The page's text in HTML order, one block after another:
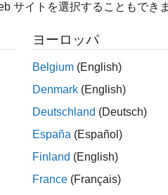
サイトを選択することもできま
ヨーロッパ
Belgium (English)
Denmark (English)
Deutschland (Deutsch)
España (Español)
Finland (English)
France (Français)